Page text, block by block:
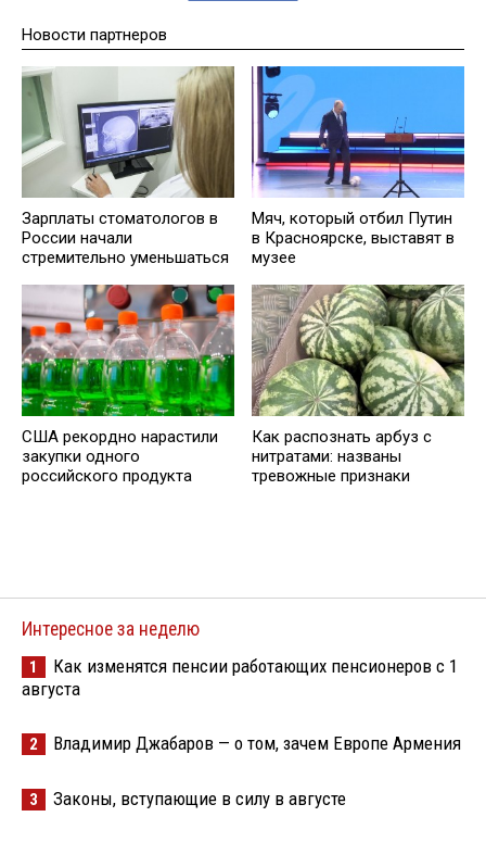
Новости партнеров
Зарплаты стоматологов в
России начали
стремительно уменьшаться
Мяч, который отбил Путин
в Красноярске, выставят в
музее
США рекордно нарастили
закупки одного
российского продукта
Как распознать арбуз с
нитратами: названы
тревожные признаки
Интересное за неделю
1
Как изменятся пенсии работающих пенсионеров с 1
августа
2 Владимир Джабаров — о том, зачем Европе Армения
3 Законы, вступающие в силу в августе